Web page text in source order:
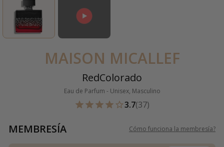
MAISON MICALLEF
RedColorado
Eau de Parfum - Unisex, Masculino
3.7(37)
MEMBRESÍA Cómo funciona la membresía?